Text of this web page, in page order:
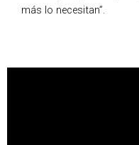
más lo necesitan”.